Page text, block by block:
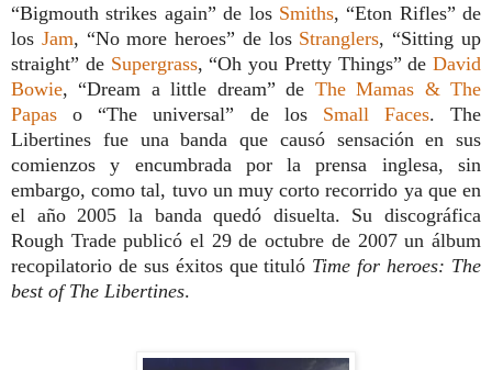
“Bigmouth strikes again” de los Smiths, “Eton Rifles” de
los Jam, “No more heroes” de los Stranglers, “Sitting up
straight” de Supergrass, “Oh you Pretty Things” de David
Bowie, “Dream a little dream” de The Mamas & The
Papas o “The universal” de los Small Faces. The
Libertines fue una banda que causó sensación en sus
comienzos y encumbrada por la prensa inglesa, sin
embargo, como tal, tuvo un muy corto recorrido ya que en
el año 2005 la banda quedó disuelta. Su discográfica
Rough Trade publicó el 29 de octubre de 2007 un álbum
recopilatorio de sus éxitos que tituló Time for heroes: The
best of The Libertines.